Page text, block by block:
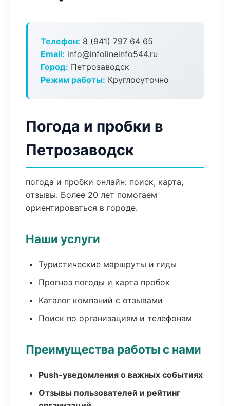
Телефон: 8 (941) 797 64 65
Email: info@infolineinfo544.ru
Город: Петрозаводск
Режим работы: Круглосуточно
Погода и пробки в
Петрозаводск
погода и пробки онлайн: поиск, карта,
отзывы. Более 20 лет помогаем
ориентироваться в городе.
Наши услуги
Туристические маршруты и гиды
Прогноз погоды и карта пробок
Каталог компаний с отзывами
Поиск по организациям и телефонам
Преимущества работы с нами
Push-уведомления о важных событиях
Отзывы пользователей и рейтинг